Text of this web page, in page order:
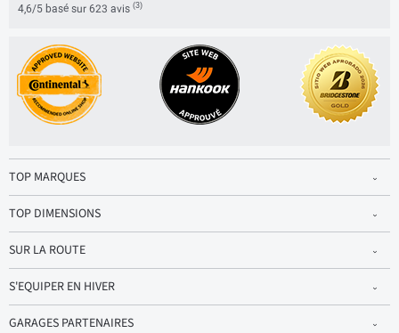
4,6/5 basé sur 623 avis (3)
TOP MARQUES
TOP DIMENSIONS
SUR LA ROUTE
S'EQUIPER EN HIVER
GARAGES PARTENAIRES